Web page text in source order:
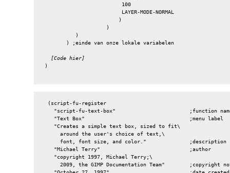
                          100
                          LAYER-MODE-NORMAL
                         )
                     )
           )
        ) ;einde van onze lokale variabelen
[Code hier]
)
  (script-fu-register
"script-fu-text-box"                        ;function
    "Text Box"                                  ;menu label
    "Creates a simple text box, sized to fit\
      around the user's choice of text,\
      font, font size, and color."              ;description
    "Michael Terry"                             ;author
    "copyright 1997, Michael Terry;\
2009, the GIMP Documentation Team"        ;copyright